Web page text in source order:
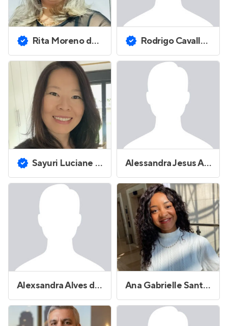
Rita Moreno dos Santos Rodrigo Cavallaro
Sayuri Luciane Fugyama Alessandra Jesus Antunes
Alexsandra Alves de Araújo Ana Gabrielle Santos Amorim